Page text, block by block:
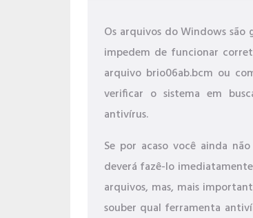
Os arquivos do Windows
impedem de funcionar
arquivo brio06ab.bcm ou
verificar o sistema em
antivírus.
Se por acaso você ainda
deverá fazê-lo
arquivos, mas, mais
souber qual ferramenta